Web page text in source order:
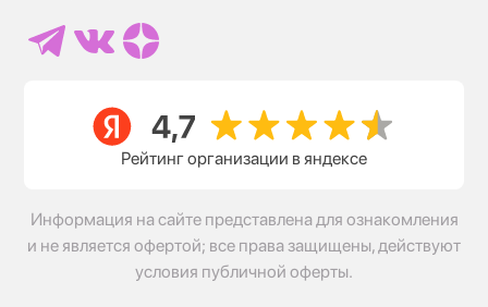
Рейтинг организации в яндексе
Информация на сайте представлена для ознакомления
и не является офертой; все права защищены, действуют
условия публичной оферты.